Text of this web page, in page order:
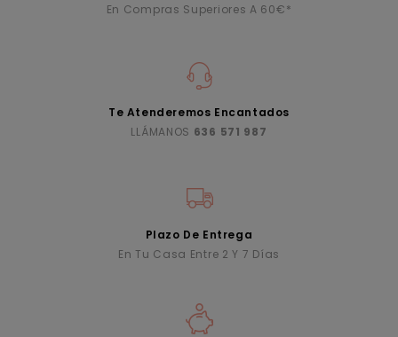
En Compras Superiores A 60€*
Te Atenderemos Encantados
LLÁMANOS 636 571 987
Plazo De Entrega
En Tu Casa Entre 2 Y 7 Días